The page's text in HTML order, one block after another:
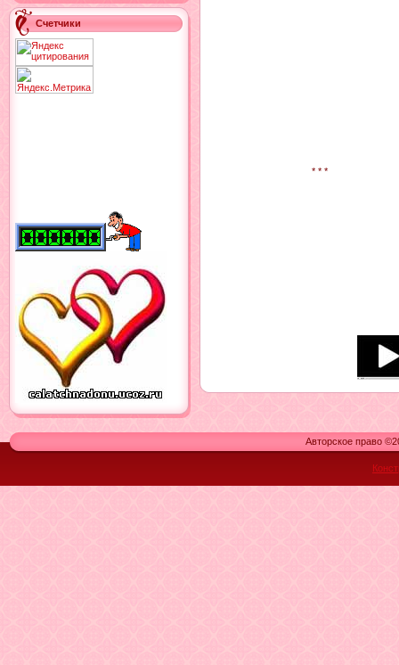
Счетчики
* * *
Авторское право